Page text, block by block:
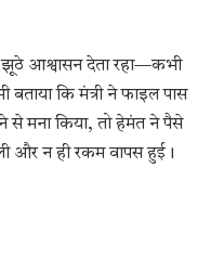
झूठे आश्वासन देता रहा—कभी
कि मंत्री ने फाइल पास
मना किया, तो हेमंत ने पैसे
और न ही रकम वापस हुई।